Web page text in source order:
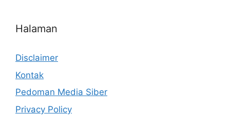
Halaman
Disclaimer
Kontak
Pedoman Media Siber
Privacy Policy